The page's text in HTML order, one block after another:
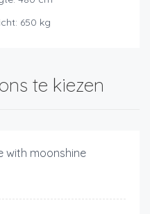
650 kg
te kiezen
with moonshine